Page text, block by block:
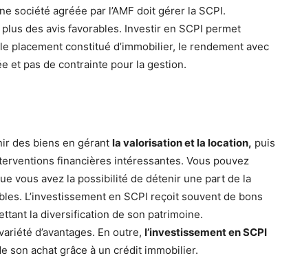
société agréée par l’AMF doit gérer la SCPI.
des avis favorables. Investir en SCPI permet
placement constitué d’immobilier, le rendement avec
et pas de contrainte pour la gestion.
des biens en gérant la valorisation et la location, puis
financières intéressantes. Vous pouvez
vous avez la possibilité de détenir une part de la
L’investissement en SCPI reçoit souvent de bons
la diversification de son patrimoine.
d’avantages. En outre, l’investissement en SCPI
son achat grâce à un crédit immobilier.